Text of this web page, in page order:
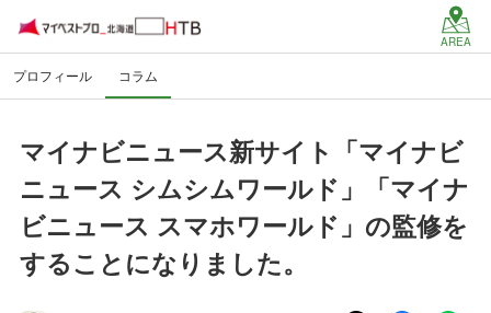
AREA
プロフィール コラム
マイナビニュース新サイト「マイナビ
ニュース シムシムワールド」「マイナ
ビニュース スマホワールド」の監修を
することになりました。